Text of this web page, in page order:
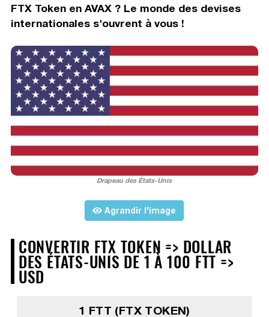
FTX Token en AVAX ? Le monde des devises
internationales s'ouvrent à vous !
Drapeau des États-Unis
Agrandir l'image
CONVERTIR FTX TOKEN => DOLLAR
DES ÉTATS-UNIS DE 1 À 100 FTT =>
USD
1 FTT (FTX TOKEN)